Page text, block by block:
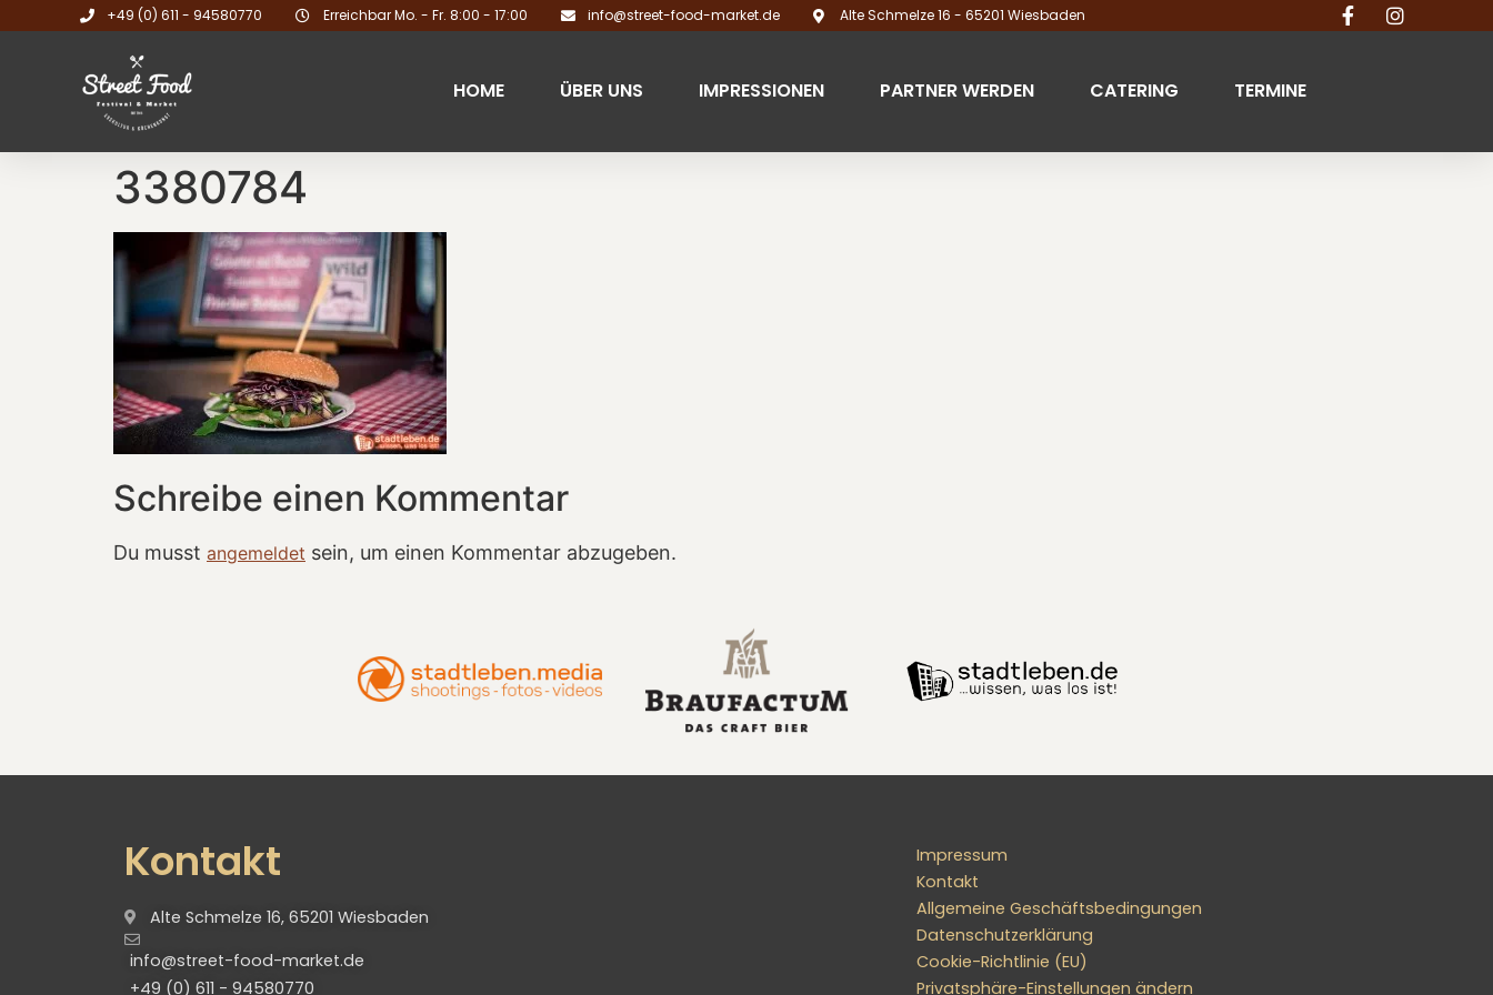
+49 (0) 611 - 94580770 Erreichbar Mo. - Fr. 8:00 - 17:00 info@street-food-market.de Alte Schmelze 16 - 65201 Wiesbaden
HOME ÜBER UNS IMPRESSIONEN PARTNER WERDEN CATERING TERMINE
3380784
Schreibe einen Kommentar
Du musst angemeldet sein, um einen Kommentar abzugeben.
Kontakt
Alte Schmelze 16, 65201 Wiesbaden
info@street-food-market.de
+49 (0) 611 - 94580770
Impressum
Kontakt
Allgemeine Geschäftsbedingungen
Datenschutzerklärung
Cookie-Richtlinie (EU)
Privatsphäre-Einstellungen ändern